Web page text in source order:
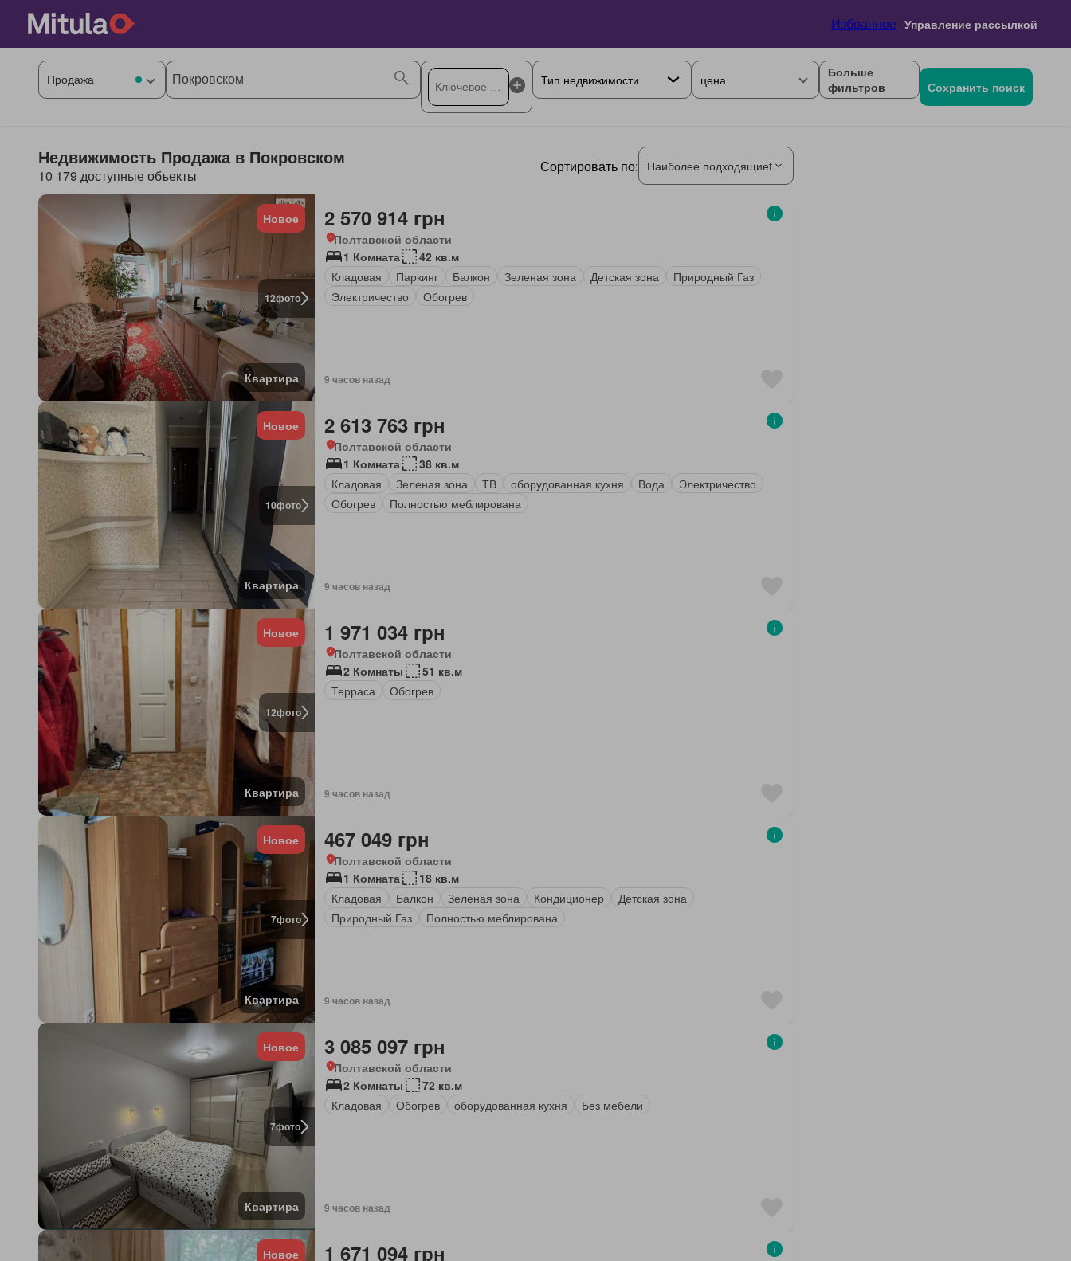
Избранное Управление рассылкой
цена
Больше
фильтров
Сохранить поиск
Недвижимость Продажа в Покровском
10 179 доступные объекты
Сортировать по: Наиболее подходящиеt
12фото
Новое
Квартира
2 570 914 грн
Полтавской области
1 Комната
42 кв.м
Кладовая
Паркинг Балкон Зеленая зона Детская зона
Природный Газ
Электричество
Обогрев
9 часов назад
10фото
Новое
Квартира
2 613 763 грн
Полтавской области
1 Комната
38 кв.м
Кладовая
Зеленая зона ТВ оборудованная кухня Вода
Электричество
Обогрев
Полностью меблирована
9 часов назад
12фото
Новое
Квартира
1 971 034 грн
Полтавской области
2 Комнаты
51 кв.м
Терраса
Обогрев
9 часов назад
7фото
Новое
Квартира
467 049 грн
Полтавской области
1 Комната
18 кв.м
Кладовая
Балкон Зеленая зона Кондиционер
Детская зона
Природный Газ
Полностью меблирована
9 часов назад
7фото
Новое
Квартира
3 085 097 грн
Полтавской области
2 Комнаты
72 кв.м
Кладовая
Обогрев оборудованная кухня Без мебели
9 часов назад
Новое 1 671 094 грн